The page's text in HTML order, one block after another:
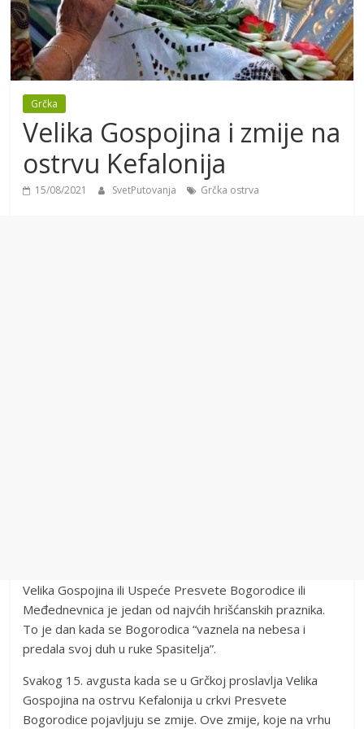
Grčka
Velika Gospojina i zmije na
ostrvu Kefalonija
15/08/2021 SvetPutovanja Grčka ostrva
Velika Gospojina ili Uspeće Presvete Bogorodice ili
Međednevnica je jedan od najvćih hrišćanskih praznika.
To je dan kada se Bogorodica “vaznela na nebesa i
predala svoj duh u ruke Spasitelja”.
Svakog 15. avgusta kada se u Grčkoj proslavlja Velika
Gospojina na ostrvu Kefalonija u crkvi Presvete
Bogorodice pojavljuju se zmije. Ove zmije, koje na vrhu